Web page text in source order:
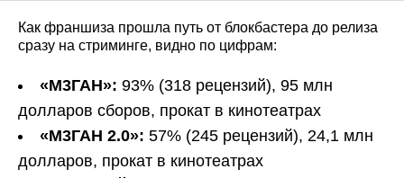
Как франшиза прошла путь от блокбастера до релиза
сразу на стриминге, видно по цифрам:
«М3ГАН»: 93% (318 рецензий), 95 млн
долларов сборов, прокат в кинотеатрах
«М3ГАН 2.0»: 57% (245 рецензий), 24,1 млн
долларов, прокат в кинотеатрах